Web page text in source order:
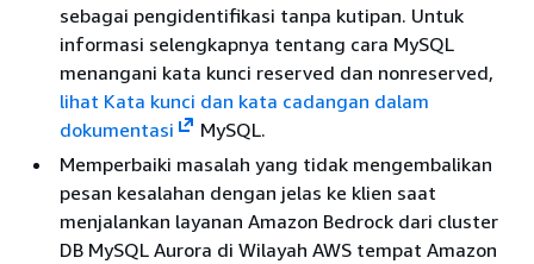
sebagai pengidentifikasi tanpa kutipan. Untuk
informasi selengkapnya tentang cara MySQL
menangani kata kunci reserved dan nonreserved,
lihat Kata kunci dan kata cadangan dalam
dokumentasi
MySQL.
Memperbaiki masalah yang tidak mengembalikan
pesan kesalahan dengan jelas ke klien saat
menjalankan layanan Amazon Bedrock dari cluster
DB MySQL Aurora di Wilayah AWS tempat Amazon